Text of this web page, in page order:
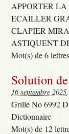
APPORTER
ECAILLER
CLAPIER
ASTIQUENT
Mot(s) de 6
Solution
16 septembre 2025
Grille No 6992
Dictionnaire
Mot(s) de 12